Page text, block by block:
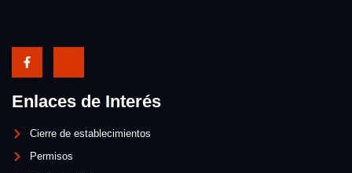
Enlaces de Interés
Cierre de establecimientos
Permisos